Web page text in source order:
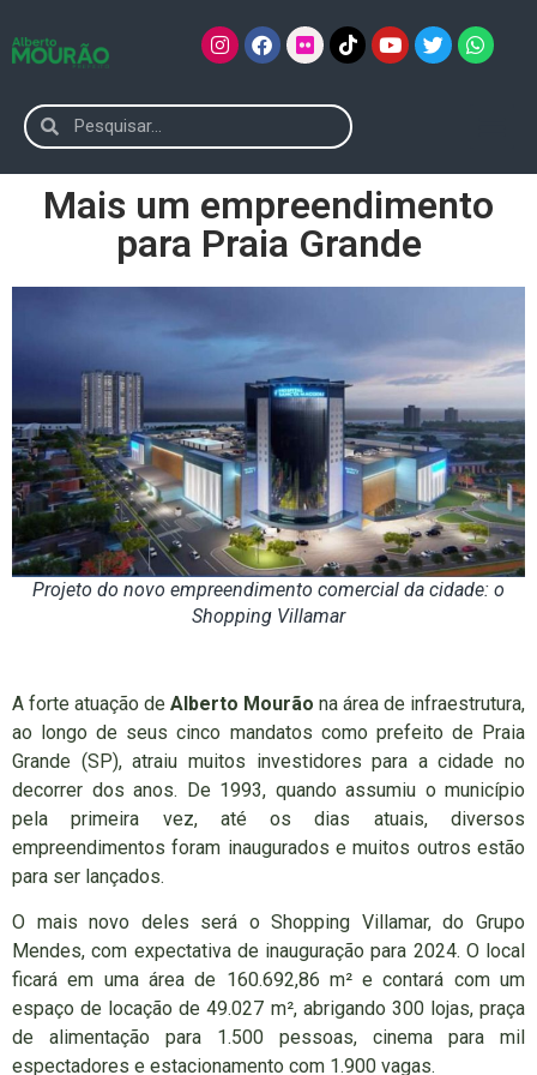
Mais um empreendimento
para Praia Grande
Projeto do novo empreendimento comercial da cidade: o
Shopping Villamar
A forte atuação de Alberto Mourão na área de infraestrutura,
ao longo de seus cinco mandatos como prefeito de Praia
Grande (SP), atraiu muitos investidores para a cidade no
decorrer dos anos. De 1993, quando assumiu o município
pela primeira vez, até os dias atuais, diversos
empreendimentos foram inaugurados e muitos outros estão
para ser lançados.
O mais novo deles será o Shopping Villamar, do Grupo
Mendes, com expectativa de inauguração para 2024. O local
ficará em uma área de 160.692,86 m² e contará com um
espaço de locação de 49.027 m², abrigando 300 lojas, praça
de alimentação para 1.500 pessoas, cinema para mil
espectadores e estacionamento com 1.900 vagas.